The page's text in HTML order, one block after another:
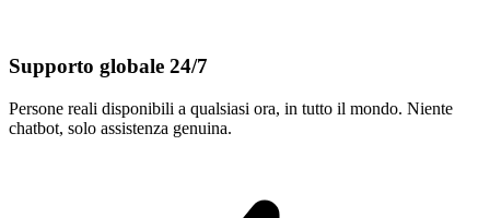
Supporto globale 24/7
Persone reali disponibili a qualsiasi ora, in tutto il mondo. Niente
chatbot, solo assistenza genuina.